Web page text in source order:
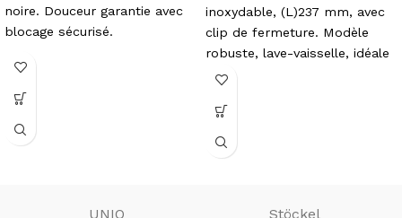
noire. Douceur garantie avec
blocage sécurisé.
inoxydable, (L)237 mm, avec
clip de fermeture. Modèle
robuste, lave-vaisselle, idéale
pour salades et légumes.
UNIQ Stöckel